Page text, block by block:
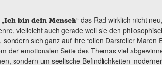
Ich bin dein Mensch“ das Rad wirklich nicht
vielleicht auch gerade weil sie den
sich ganz auf ihre tollen Darsteller Maren
der emotionalen Seite des Themas viel
sondern um seelische Befindlichkeiten